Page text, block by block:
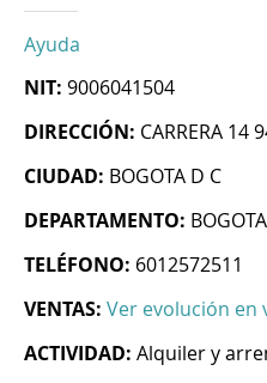
Ayuda
NIT: 9006041504
DIRECCIÓN: CARRERA 14
CIUDAD: BOGOTA D C
DEPARTAMENTO: BOGOTA
TELÉFONO: 6012572511
VENTAS: Ver evolución en
ACTIVIDAD: Alquiler y